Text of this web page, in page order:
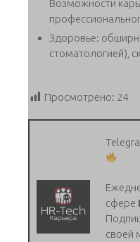
Возможности
Здоровье:
стоматологией),
Просмотрено: 24
сфере
своей